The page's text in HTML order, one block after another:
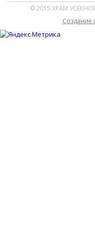
© 2015 ХРАМ
Cоздание